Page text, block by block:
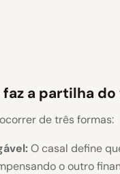
faz a partilha
de três formas:
O casal define
o outro